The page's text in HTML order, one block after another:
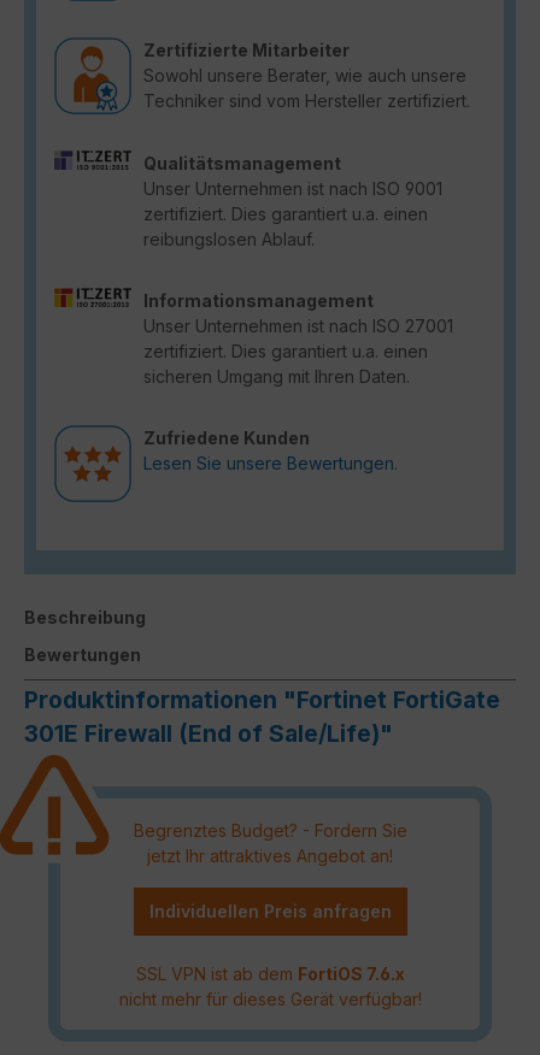
Zertifizierte Mitarbeiter
Sowohl unsere Berater, wie auch unsere
Techniker sind vom Hersteller zertifiziert.
Qualitätsmanagement
Unser Unternehmen ist nach ISO 9001
zertifiziert. Dies garantiert u.a. einen
reibungslosen Ablauf.
Informationsmanagement
Unser Unternehmen ist nach ISO 27001
zertifiziert. Dies garantiert u.a. einen
sicheren Umgang mit Ihren Daten.
Zufriedene Kunden
Lesen Sie unsere Bewertungen.
Beschreibung
Bewertungen
Produktinformationen "Fortinet FortiGate
301E Firewall (End of Sale/Life)"
Begrenztes Budget? - Fordern Sie
jetzt Ihr attraktives Angebot an!
Individuellen Preis anfragen
SSL VPN ist ab dem FortiOS 7.6.x
nicht mehr für dieses Gerät verfügbar!